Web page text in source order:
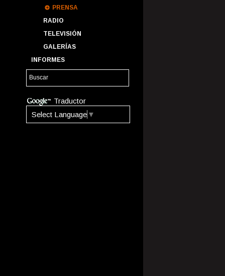
PRENSA
RADIO
TELEVISIÓN
GALERÍAS
INFORMES
Traductor
Select Language ▼